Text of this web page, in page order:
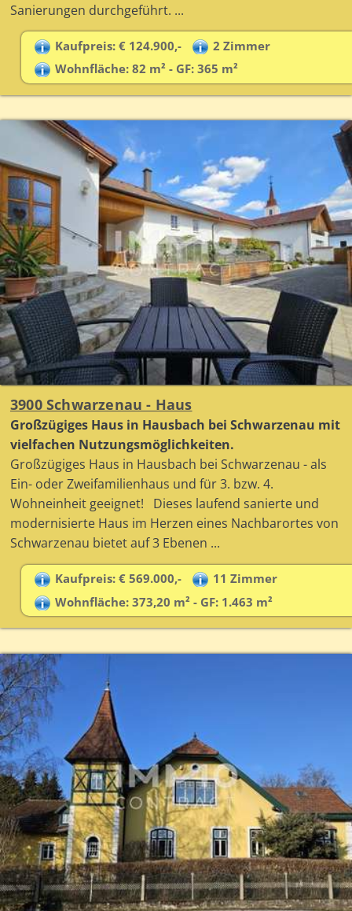
Sanierungen durchgeführt. ...
Kaufpreis: € 124.900,-
2 Zimmer
Wohnfläche: 82 m² - GF: 365 m²
3900 Schwarzenau - Haus
Großzügiges Haus in Hausbach bei Schwarzenau mit
vielfachen Nutzungsmöglichkeiten.
Großzügiges Haus in Hausbach bei Schwarzenau - als
Ein- oder Zweifamilienhaus und für 3. bzw. 4.
Wohneinheit geeignet! Dieses laufend sanierte und
modernisierte Haus im Herzen eines Nachbarortes von
Schwarzenau bietet auf 3 Ebenen ...
Kaufpreis: € 569.000,-
11 Zimmer
Wohnfläche: 373,20 m² - GF: 1.463 m²